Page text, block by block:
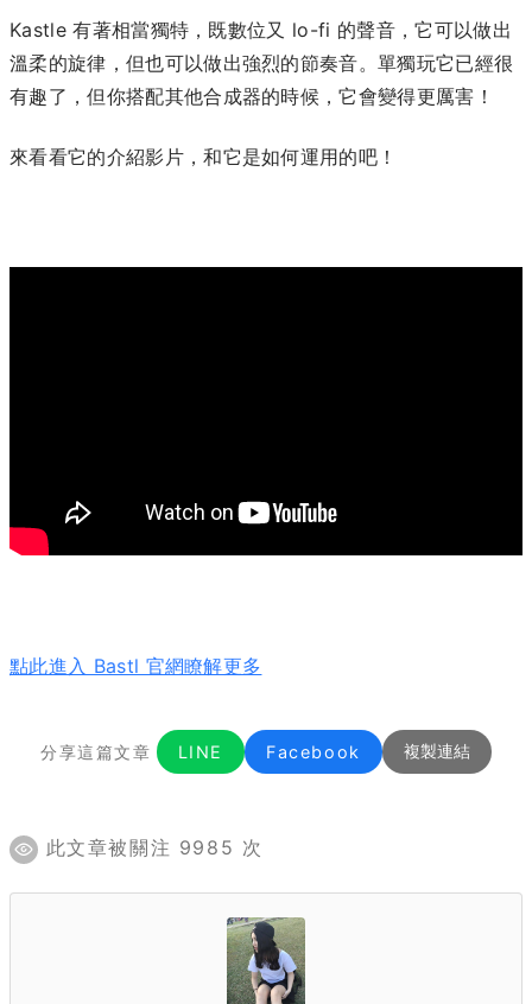
Kastle 有著相當獨特，既數位又 lo-fi 的聲音，它可以做出
溫柔的旋律，但也可以做出強烈的節奏音。單獨玩它已經很
有趣了，但你搭配其他合成器的時候，它會變得更厲害！
來看看它的介紹影片，和它是如何運用的吧！
點此進入 Bastl 官網瞭解更多
分享這篇文章 LINE Facebook 複製連結
此文章被關注 9985 次